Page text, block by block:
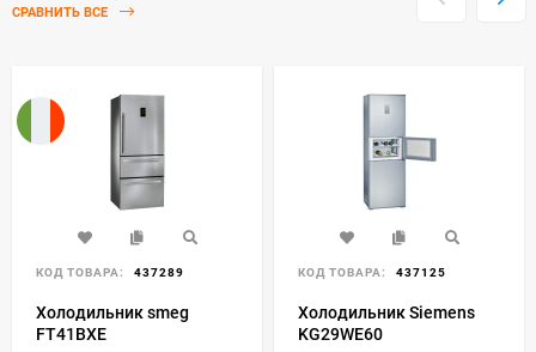
СРАВНИТЬ ВСЕ
КОД ТОВАРА: 437289
Холодильник smeg
FT41BXE
КОД ТОВАРА: 437125
Холодильник Siemens
KG29WE60